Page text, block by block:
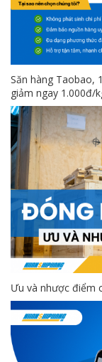
Săn hàng Taobao,
giảm ngay 1.000đ/
Ưu và nhược điểm